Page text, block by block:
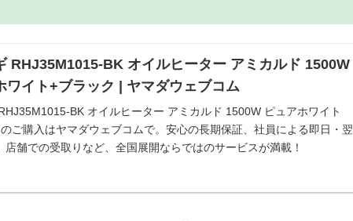
RHJ35M1015-BK オイルヒーター アミカルド 1500W
ワイト+ブラック | ヤマダウェブコム
BK オイルヒーター アミカルド 1500W ピュアホワイト
ご購入はヤマダウェブコムで。安心の長期保証、社員による即日・翌
店舗での受取りなど、全国展開ならではのサービスが満載！